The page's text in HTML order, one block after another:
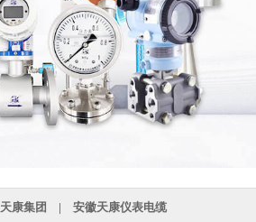
天康集团 | 安徽天康仪表电缆